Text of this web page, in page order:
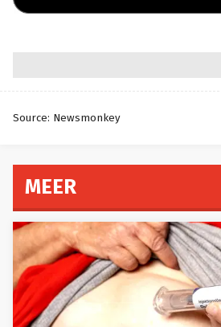
Source: Newsmonkey
MEER